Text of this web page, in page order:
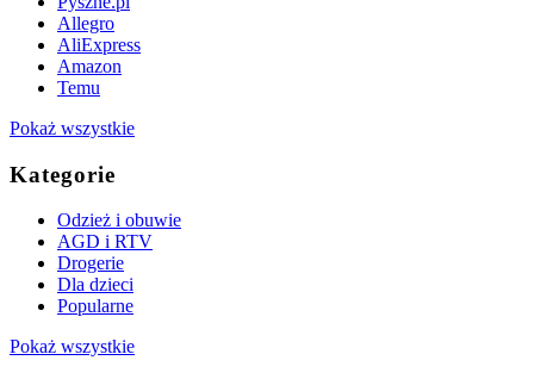
Allegro
AliExpress
Amazon
Temu
Pokaż wszystkie
Kategorie
Odzież i obuwie
AGD i RTV
Drogerie
Dla dzieci
Popularne
Pokaż wszystkie